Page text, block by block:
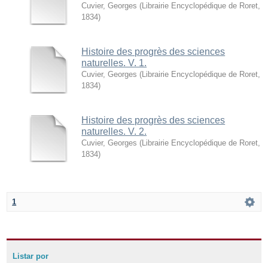
Cuvier, Georges ( Librairie Encyclopédique de Roret
1834)
Histoire des progrès des sciences
naturelles. V. 1.
Cuvier, Georges ( Librairie Encyclopédique de Roret
1834)
Histoire des progrès des sciences
naturelles. V. 2.
Cuvier, Georges ( Librairie Encyclopédique de Roret
1834)
1
Listar por